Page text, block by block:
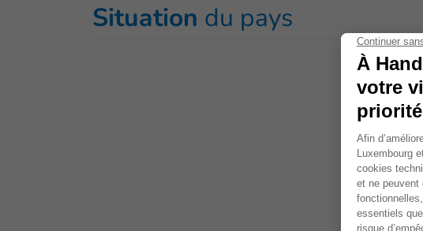
Situation du pays